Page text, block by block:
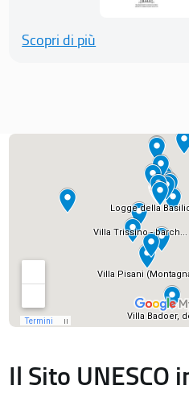
Scopri di più
Il Sito UNESCO